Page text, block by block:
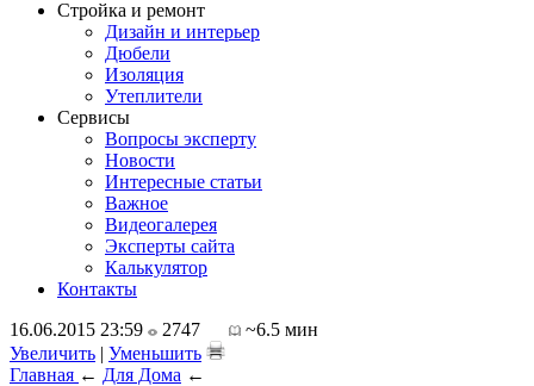
Стройка и ремонт
Дизайн и интерьер
Дюбели
Изоляция
Утеплители
Сервисы
Вопросы эксперту
Новости
Интересные статьи
Важное
Видеогалерея
Эксперты сайта
Калькулятор
Контакты
16.06.2015 23:59
2747
~6.5 мин
Увеличить | Уменьшить
Главная ← Для Дома ←